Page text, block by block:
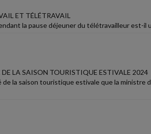
ET TÉLÉTRAVAIL
la pause déjeuner du télétravailleur est-il
LA SAISON TOURISTIQUE ESTIVALE 2024
de la saison touristique estivale que la